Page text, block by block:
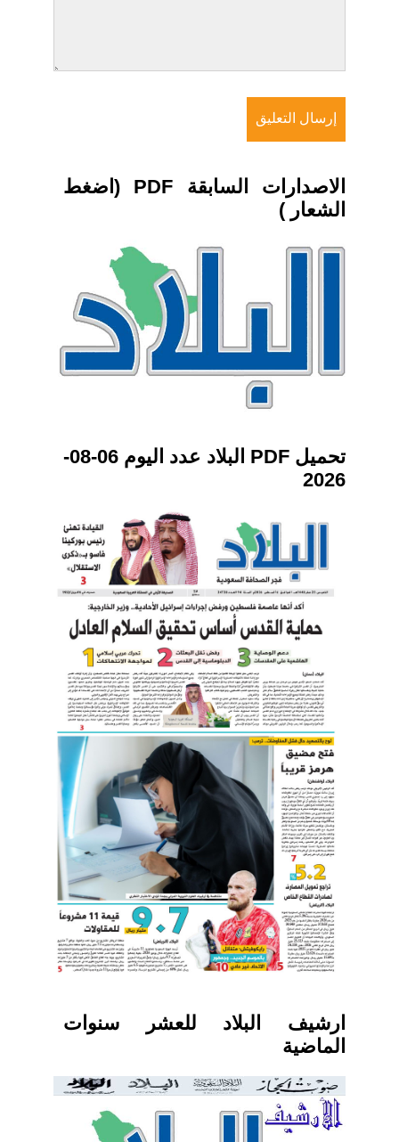
الاصدارات السابقة PDF (اضغط
الشعار )
تحميل PDF البلاد عدد اليوم 06-08-
2026
ارشيف البلاد للعشر سنوات
الماضية